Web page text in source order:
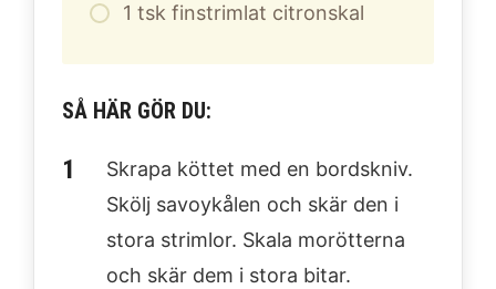
1 tsk finstrimlat citronskal
SÅ HÄR GÖR DU:
Skrapa köttet med en bordskniv.
Skölj savoykålen och skär den i
stora strimlor. Skala morötterna
och skär dem i stora bitar.